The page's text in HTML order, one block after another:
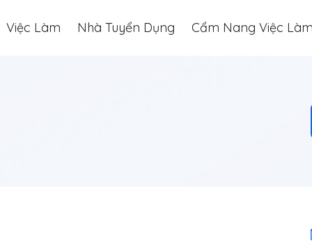
Việc Làm Nhà Tuyển Dụng Cẩm Nang Việc